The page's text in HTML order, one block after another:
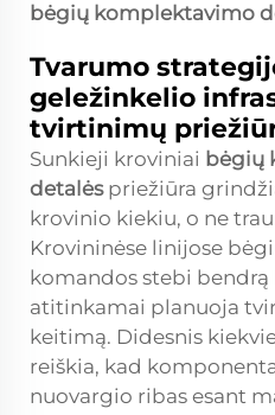
bėgių komplektavimo
Tvarumo
geležinkelio
tvirtinimų
Sunkieji kroviniai bėgių
detalės priežiūra
krovinio kiekiu, o ne
Krovininėse linijose
komandos stebi
atitinkamai planuoja
keitimą. Didesnis
reiškia, kad
nuovargio ribas esant